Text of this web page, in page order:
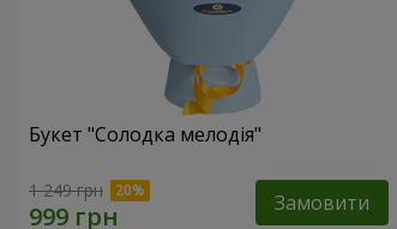
Букет "Солодка мелодія"
1 249 грн Замовити